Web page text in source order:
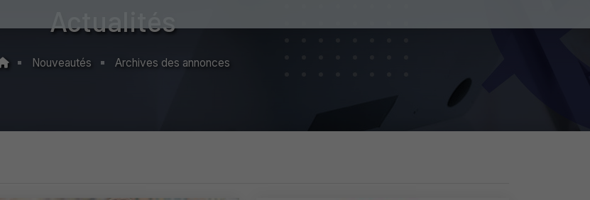
Actualités
Nouveautés Archives des annonces